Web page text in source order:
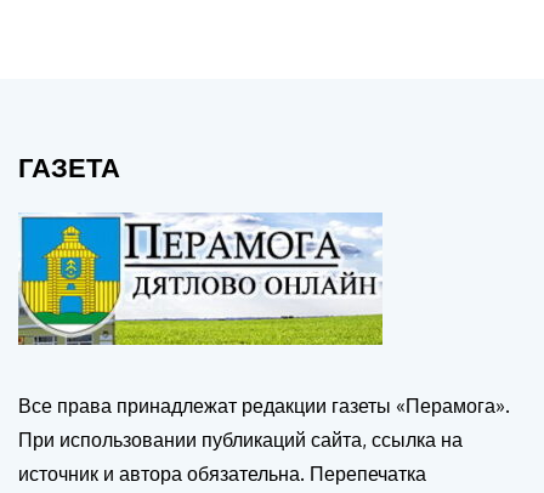
ГАЗЕТА
Все права принадлежат редакции газеты «Перамога».
При использовании публикаций сайта, ссылка на
источник и автора обязательна. Перепечатка